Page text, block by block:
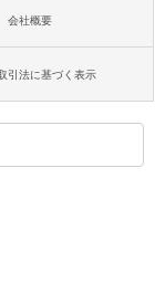
会社概要
引法に基づく表示